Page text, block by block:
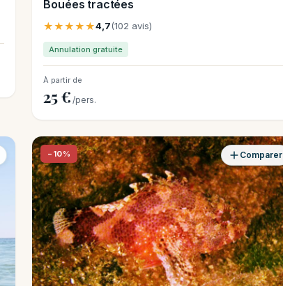
Bouées tractées
★★★★★4,7(102 avis)
Annulation gratuite
À partir de
25 € /pers.
−10% Comparer